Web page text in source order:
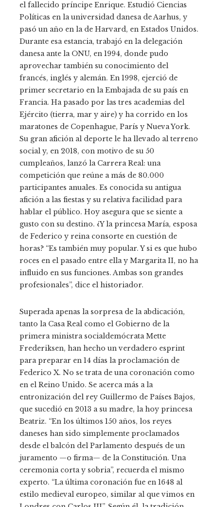
el fallecido príncipe Enrique. Estudió Ciencias
Políticas en la universidad danesa de Aarhus, y
pasó un año en la de Harvard, en Estados Unidos.
Durante esa estancia, trabajó en la delegación
danesa ante la ONU, en 1994, donde pudo
aprovechar también su conocimiento del
francés, inglés y alemán. En 1998, ejerció de
primer secretario en la Embajada de su país en
Francia. Ha pasado por las tres academias del
Ejército (tierra, mar y aire) y ha corrido en los
maratones de Copenhague, París y Nueva York.
Su gran afición al deporte le ha llevado al terreno
social y, en 2018, con motivo de su 50
cumpleaños, lanzó la Carrera Real: una
competición que reúne a más de 80.000
participantes anuales. Es conocida su antigua
afición a las fiestas y su relativa facilidad para
hablar el público. Hoy asegura que se siente a
gusto con su destino. ¿Y la princesa María, esposa
de Federico y reina consorte en cuestión de
horas? “Es también muy popular. Y si es que hubo
roces en el pasado entre ella y Margarita II, no ha
influido en sus funciones. Ambas son grandes
profesionales”, dice el historiador.
Superada apenas la sorpresa de la abdicación,
tanto la Casa Real como el Gobierno de la
primera ministra socialdemócrata Mette
Frederiksen, han hecho un verdadero esprint
para preparar en 14 días la proclamación de
Federico X. No se trata de una coronación como
en el Reino Unido. Se acerca más a la
entronización del rey Guillermo de Países Bajos,
que sucedió en 2013 a su madre, la hoy princesa
Beatriz. “En los últimos 150 años, los reyes
daneses han sido simplemente proclamados
desde el balcón del Parlamento después de un
juramento —o firma— de la Constitución. Una
ceremonia corta y sobria”, recuerda el mismo
experto. “La última coronación fue en 1648 al
estilo medieval europeo, similar al que vimos en